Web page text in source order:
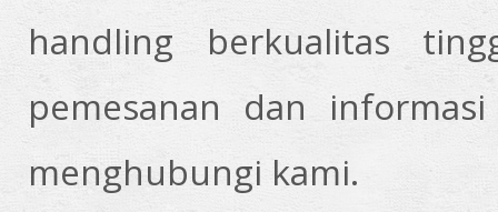
handling berkualitas
pemesanan dan
menghubungi kami.